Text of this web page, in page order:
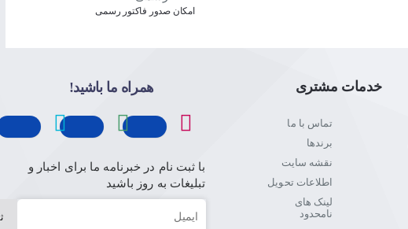
امکان صدور فاکتور رسمی
خدمات مشتری
تماس با ما
برندها
نقشه سایت
اطلاعات تحویل
لینک های
نامحدود
همراه ما باشید!
با ثبت نام در خبرنامه ما برای اخبار و
تبلیغات به روز باشید
ایمیل